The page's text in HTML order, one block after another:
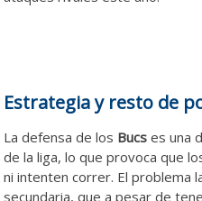
Estrategia y resto de
La defensa de los Bucs es una
de la liga, lo que provoca que
ni intenten correr. El problema
secundaria, que a pesar de